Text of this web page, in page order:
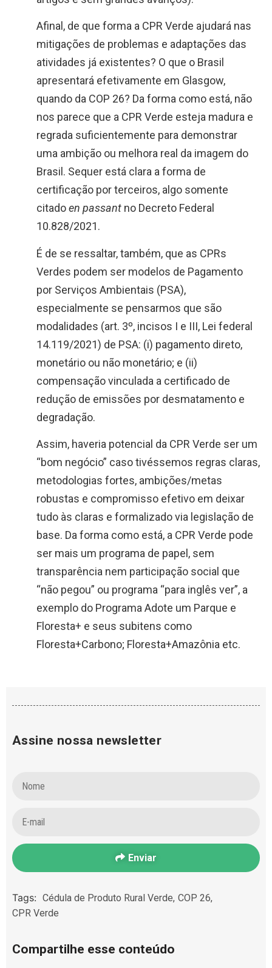
Afinal, de que forma a CPR Verde ajudará nas
mitigações de problemas e adaptações das
atividades já existentes? O que o Brasil
apresentará efetivamente em Glasgow,
quando da COP 26? Da forma como está, não
nos parece que a CPR Verde esteja madura e
regrada suficientemente para demonstrar
uma ambição ou melhora real da imagem do
Brasil. Sequer está clara a forma de
certificação por terceiros, algo somente
citadoen passant no Decreto Federal
10.828/2021.
É de se ressaltar, também, que as CPRs
Verdes podem ser modelos de Pagamento
por Serviços Ambientais (PSA),
especialmente se pensarmos que são
modalidades (art. 3º, incisos I e III, Lei federal
14.119/2021) de PSA: (i) pagamento direto,
monetário ou não monetário; e (ii)
compensação vinculada a certificado de
redução de emissões por desmatamento e
degradação.
Assim, haveria potencial da CPR Verde ser um
“bom negócio” caso tivéssemos regras claras,
metodologias fortes, ambições/metas
robustas e compromisso efetivo em deixar
tudo às claras e formalizado via legislação de
base. Da forma como está, a CPR Verde pode
ser mais um programa de papel, sem
transparência nem participação social que
“não pegou” ou programa “para inglês ver”, a
exemplo do Programa Adote um Parque e
Floresta+ e seus subitens como
Floresta+Carbono; Floresta+Amazônia etc.
Assine nossa newsletter
Enviar
Tags: Cédula de Produto Rural Verde, COP 26,
CPR Verde
Compartilhe esse conteúdo